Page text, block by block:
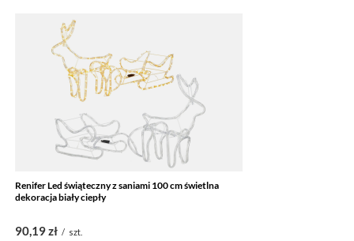
Renifer Led świąteczny z saniami 100 cm świetlna
dekoracja biały ciepły
90,19 zł / szt.